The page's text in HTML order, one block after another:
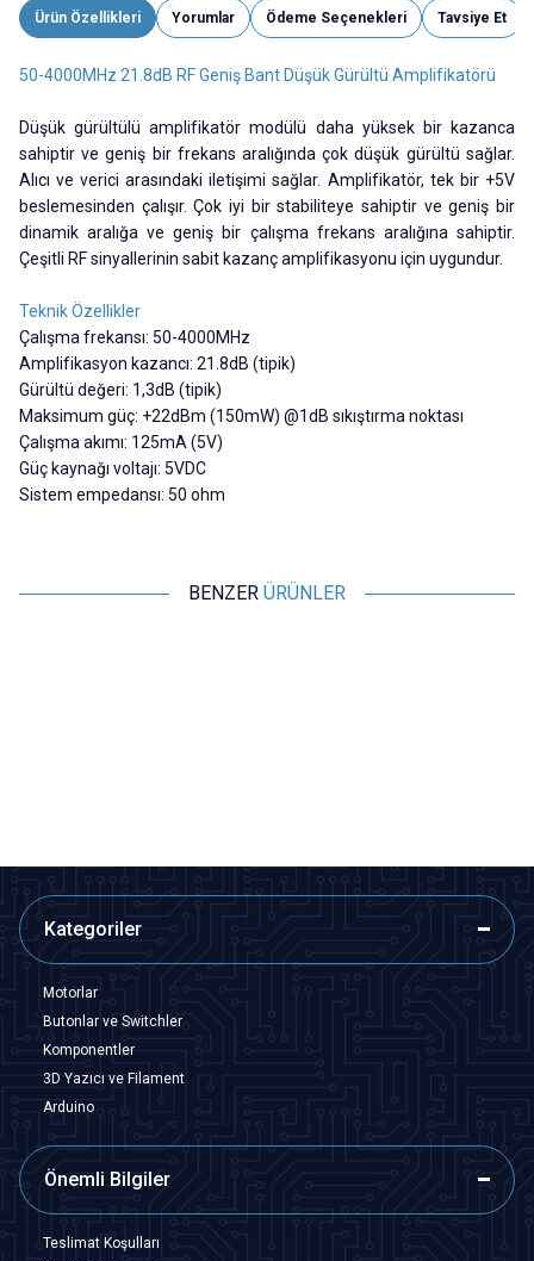
Ürün Özellikleri Yorumlar Ödeme Seçenekleri Tavsiye Et
50-4000MHz 21.8dB RF Geniş Bant Düşük Gürültü Amplifikatörü
Düşük gürültülü amplifikatör modülü daha yüksek bir kazanca
sahiptir ve geniş bir frekans aralığında çok düşük gürültü sağlar.
Alıcı ve verici arasındaki iletişimi sağlar. Amplifikatör, tek bir +5V
beslemesinden çalışır. Çok iyi bir stabiliteye sahiptir ve geniş bir
dinamik aralığa ve geniş bir çalışma frekans aralığına sahiptir.
Çeşitli RF sinyallerinin sabit kazanç amplifikasyonu için uygundur.
Teknik Özellikler
Çalışma frekansı: 50-4000MHz
Amplifikasyon kazancı: 21.8dB (tipik)
Gürültü değeri: 1,3dB (tipik)
Maksimum güç: +22dBm (150mW) @1dB sıkıştırma noktası
Çalışma akımı: 125mA (5V)
Güç kaynağı voltajı: 5VDC
Sistem empedansı: 50 ohm
BENZER ÜRÜNLER
Kategoriler
Motorlar
Butonlar ve Switchler
Komponentler
3D Yazıcı ve Filament
Arduino
Önemli Bilgiler
Teslimat Koşulları